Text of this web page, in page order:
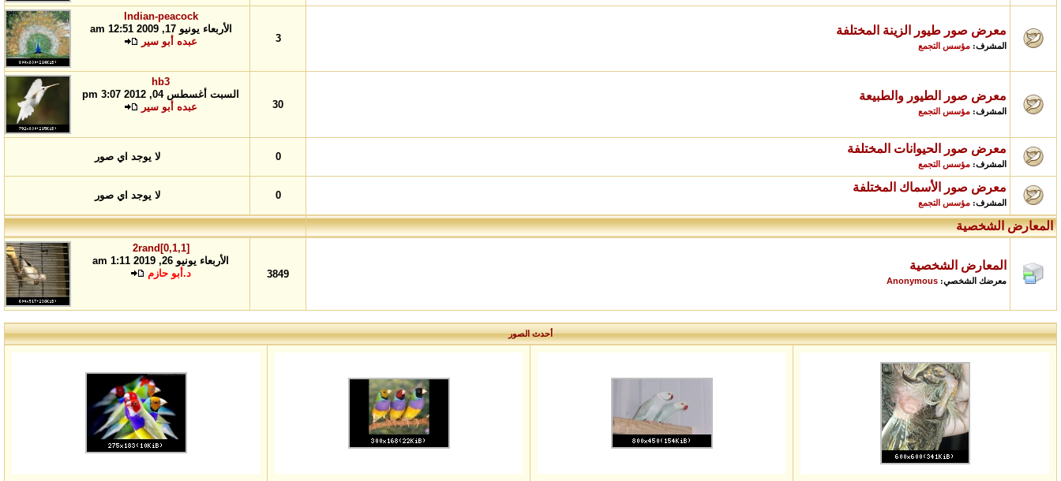
معرض صور طيور الزينة المختلفة
المشرف: مؤسس التجمع
3
Indian-peacock
الأربعاء يونيو 17, 2009 12:51 am
عبده أبو سير
معرض صور الطيور والطبيعة
المشرف: مؤسس التجمع
30
hb3
السبت أغسطس 04, 2012 3:07 pm
عبده أبو سير
معرض صور الحيوانات المختلفة
المشرف: مؤسس التجمع
0 لا يوجد اي صور
معرض صور الأسماك المختلفة
المشرف: مؤسس التجمع
0 لا يوجد اي صور
المعارض الشخصية
المعارض الشخصية
معرضك الشخصي: Anonymous
3849
2rand[0,1,1]
الأربعاء يونيو 26, 2019 1:11 am
د.أبو حازم
أحدث الصور